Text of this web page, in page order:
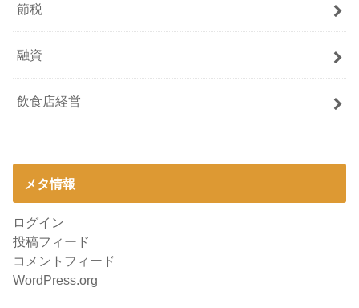
節税
融資
飲食店経営
メタ情報
ログイン
投稿フィード
コメントフィード
WordPress.org